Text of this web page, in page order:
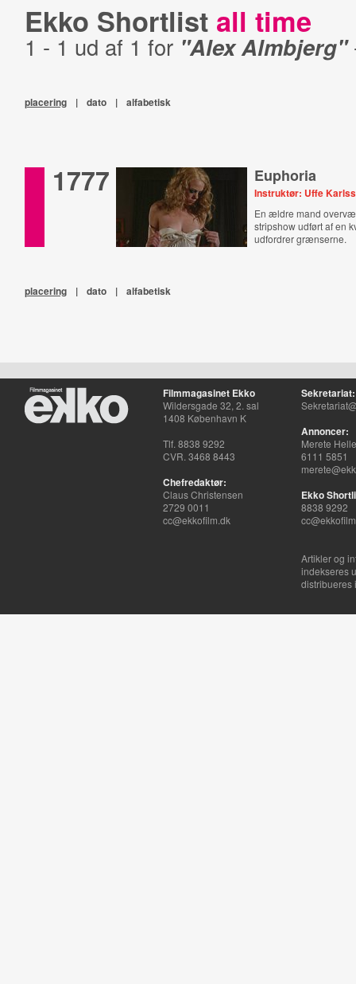
Ekko Shortlist all time
1 - 1 ud af 1 for "Alex Almbjerg"
placering | dato | alfabetisk
1777 Euphoria
Instruktør: Uffe
En ældre mand
stripshow udført af en
udfordrer grænserne.
placering | dato | alfabetisk
Filmmagasinet Ekko
Wildersgade 32, 2. sal
1408 København K
Tlf. 8838 9292
CVR. 3468 8443
Chefredaktør:
Claus Christensen
2729 0011
cc@ekkofilm.dk
Sekretariat:
Annoncer:
Merete
6111 5851
Ekko
8838 9292
Artikler og
indekseres
distribueres